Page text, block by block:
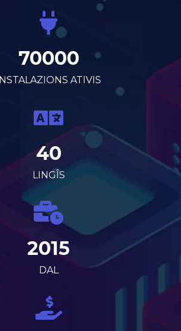
70000
INSTALAZIONS ATIVIS
40
LINGÎS
2015
DAL